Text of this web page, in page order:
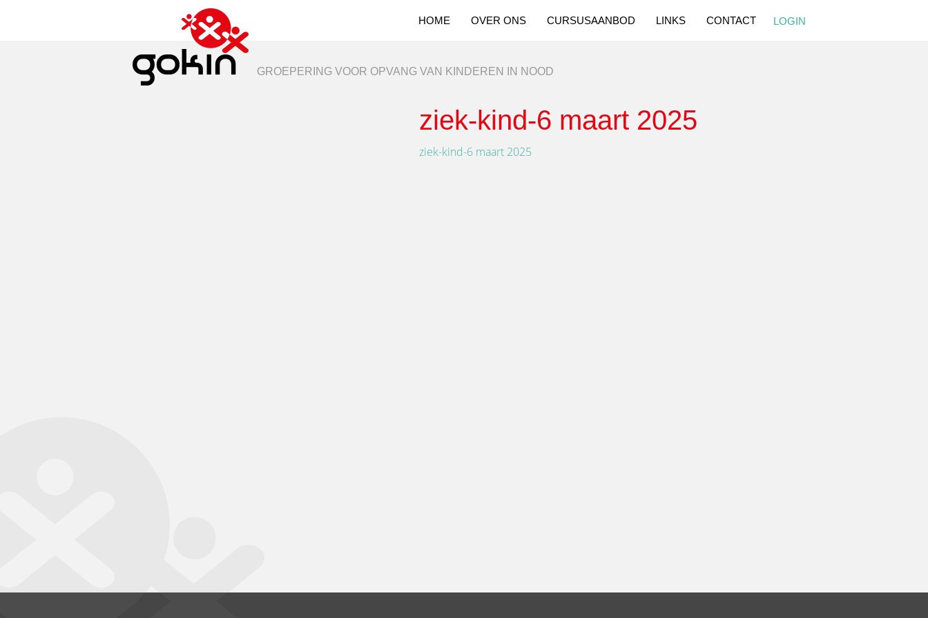
GROEPERING VOOR OPVANG VAN KINDEREN IN NOOD
LOGIN
HOME OVER ONS CURSUSAANBOD LINKS CONTACT
ziek-kind-6 maart 2025
ziek-kind-6 maart 2025